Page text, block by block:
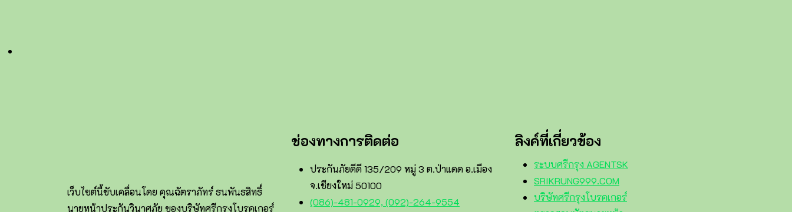
เว็บไซต์นี้ขับเคลื่อนโดย คุณฉัตราภัทร์ ธนพันธสิทธิ์
นายหน้าประกันวินาศภัย ของบริษัทศรีกรุงโบรคเกอร์
ช่องทางการติดต่อ
ประกันภัยดีดี 135/209 หมู่ 3 ต.ป่าแดด อ.เมือง
จ.เชียงใหม่ 50100
(086)-481-0929, (092)-264-9554
ลิงค์ที่เกี่ยวข้อง
ระบบศรีกรุง AGENTSK
SRIKRUNG999.COM
บริษัทศรีกรุงโบรคเกอร์